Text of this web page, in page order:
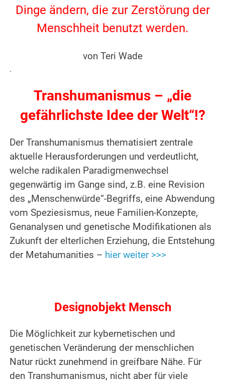
Dinge ändern, die zur Zerstörung der
Menschheit benutzt werden.
von Teri Wade
.
Transhumanismus – „die
gefährlichste Idee der Welt“!?
Der Transhumanismus thematisiert zentrale
aktuelle Herausforderungen und verdeutlicht,
welche radikalen Paradigmenwechsel
gegenwärtig im Gange sind, z.B. eine Revision
des „Menschenwürde“-Begriffs, eine Abwendung
vom Speziesismus, neue Familien-Konzepte,
Genanalysen und genetische Modifikationen als
Zukunft der elterlichen Erziehung, die Entstehung
der Metahumanities – hier weiter >>>
Designobjekt Mensch
Die Möglichkeit zur kybernetischen und
genetischen Veränderung der menschlichen
Natur rückt zunehmend in greifbare Nähe. Für
den Transhumanismus, nicht aber für viele